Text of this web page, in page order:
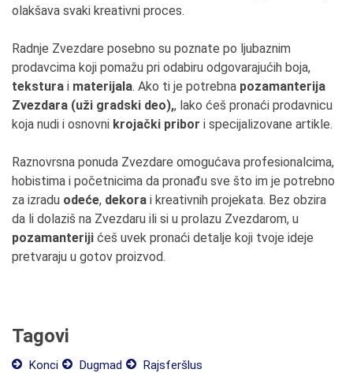
olakšava svaki kreativni proces.
Radnje Zvezdare posebno su poznate po ljubaznim
prodavcima koji pomažu pri odabiru odgovarajućih boja,
tekstura i materijala. Ako ti je potrebna pozamanterija
Zvezdara (uži gradski deo),, lako ćeš pronaći prodavnicu
koja nudi i osnovni krojački pribor i specijalizovane artikle.
Raznovrsna ponuda Zvezdare omogućava profesionalcima,
hobistima i početnicima da pronađu sve što im je potrebno
za izradu odeće, dekora i kreativnih projekata. Bez obzira
da li dolaziš na Zvezdaru ili si u prolazu Zvezdarom, u
pozamanteriji ćeš uvek pronaći detalje koji tvoje ideje
pretvaraju u gotov proizvod.
Tagovi
Konci Dugmad Rajsferšlus